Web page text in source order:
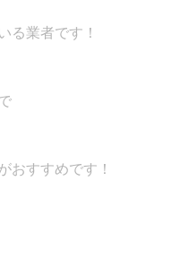
る業者です！
おすすめです！